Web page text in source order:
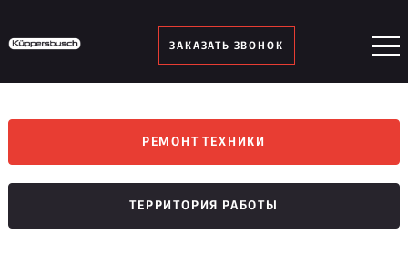
ЗАКАЗАТЬ ЗВОНОК
РЕМОНТ ТЕХНИКИ
ТЕРРИТОРИЯ РАБОТЫ